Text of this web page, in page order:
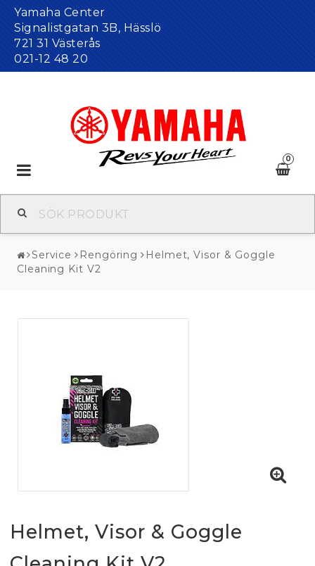
Yamaha Center
Signalistgatan 3B, Hässlö
721 31 Västerås
021-12 48 20
0
Toggle
navigation
Service Rengöring
Helmet, Visor & Goggle
Cleaning Kit V2
Helmet, Visor & Goggle